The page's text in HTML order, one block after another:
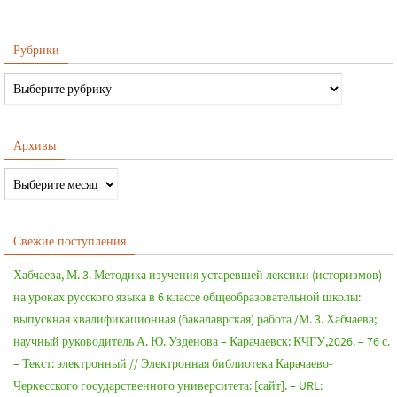
Рубрики
Архивы
Свежие поступления
Хабчаева, М. 3. Методика изучения устаревшей лексики (историзмов)
на уроках русского языка в 6 классе общеобразовательной школы:
выпускная квалификационная (бакалаврская) работа /М. 3. Хабчаева;
научный руководитель А. Ю. Узденова – Карачаевск: КЧГУ,2026. – 76 с.
– Текст: электронный // Электронная библиотека Карачаево-
Черкесского государственного университета: [сайт]. – URL: